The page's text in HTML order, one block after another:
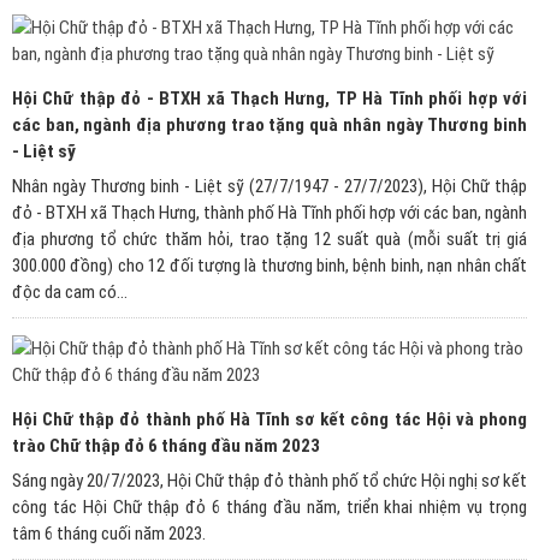
Hội Chữ thập đỏ - BTXH xã Thạch Hưng, TP Hà Tĩnh phối hợp với
các ban, ngành địa phương trao tặng quà nhân ngày Thương binh
- Liệt sỹ
Nhân ngày Thương binh - Liệt sỹ (27/7/1947 - 27/7/2023), Hội Chữ thập
đỏ - BTXH xã Thạch Hưng, thành phố Hà Tĩnh phối hợp với các ban, ngành
địa phương tổ chức thăm hỏi, trao tặng 12 suất quà (mỗi suất trị giá
300.000 đồng) cho 12 đối tượng là thương binh, bệnh binh, nạn nhân chất
độc da cam có...
Hội Chữ thập đỏ thành phố Hà Tĩnh sơ kết công tác Hội và phong
trào Chữ thập đỏ 6 tháng đầu năm 2023
Sáng ngày 20/7/2023, Hội Chữ thập đỏ thành phố tổ chức Hội nghị sơ kết
công tác Hội Chữ thập đỏ 6 tháng đầu năm, triển khai nhiệm vụ trọng
tâm 6 tháng cuối năm 2023.